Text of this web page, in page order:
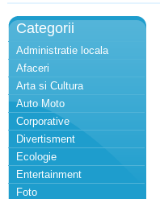
Categorii
Administratie locala
Afaceri
Arta si Cultura
Auto Moto
Corporative
Divertisment
Ecologie
Entertainment
Foto